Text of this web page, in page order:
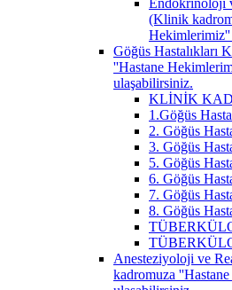
(Klinik
Hekimlerimiz''
Göğüs Hastalıkları
''Hastane
ulaşabilirsiniz.
KLİNİK
1.Göğüs
2. Göğüs
3. Göğüs
5. Göğüs
6. Göğüs
7. Göğüs
8. Göğüs
Anesteziyoloji ve
kadromuza